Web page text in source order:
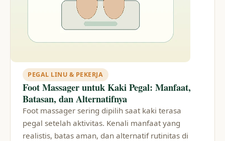
PEGAL LINU & PEKERJA
Foot Massager untuk Kaki Pegal: Manfaat,
Batasan, dan Alternatifnya
Foot massager sering dipilih saat kaki terasa
pegal setelah aktivitas. Kenali manfaat yang
realistis, batas aman, dan alternatif rutinitas di